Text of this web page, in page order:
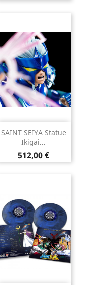
SAINT SEIYA Statue
Ikigai...
Prix
512,00 €